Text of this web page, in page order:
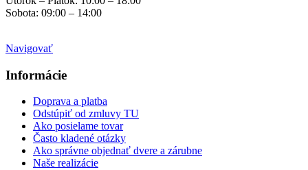
Sobota: 09:00 – 14:00
Navigovať
Informácie
Doprava a platba
Odstúpiť od zmluvy TU
Ako posielame tovar
Často kladené otázky
Ako správne objednať dvere a zárubne
Naše realizácie